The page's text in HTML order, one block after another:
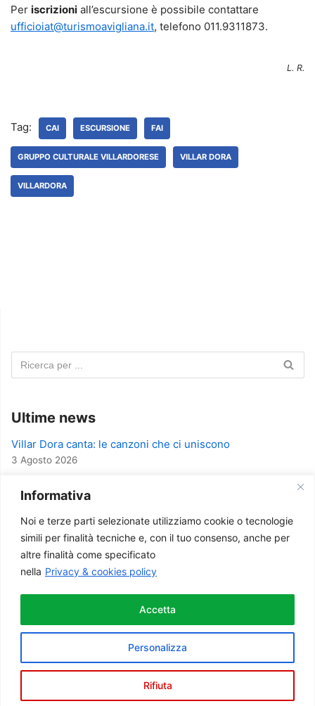
Informativa
Noi e terze parti selezionate utilizziamo cookie o tecnologie
simili per finalità tecniche e, con il tuo consenso, anche per
altre finalità come specificato
nella Privacy & cookies policy
Personalizza
Rifiuta
Accetta
Per iscrizioni all’escursione è possibile contattare
ufficioiat@turismoavigliana.it, telefono 011.9311873.
L. R.
Tag: CAI ESCURSIONE FAI
GRUPPO CULTURALE VILLARDORESE VILLAR DORA
VILLARDORA
Ultime news
Villar Dora canta: le canzoni che ci uniscono
3 Agosto 2026
14 Maggio 2026
Successo per la serata sull’Intelligenza Artificiale
27 Gennaio 2026
Intelligenza Artificiale – presente e futuro
10 Gennaio 2026
Corso di ginnastica femminile 2025
Neve| Powered byWordPress